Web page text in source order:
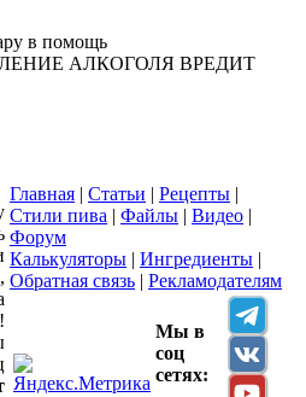
в помощь
АЛКОГОЛЯ ВРЕДИТ
!
Главная | Статьи | Рецепты |
Стили пива | Файлы | Видео |
Форум
Калькуляторы | Ингредиенты |
Обратная связь | Рекламодателям
Мы в
соц
сетях: